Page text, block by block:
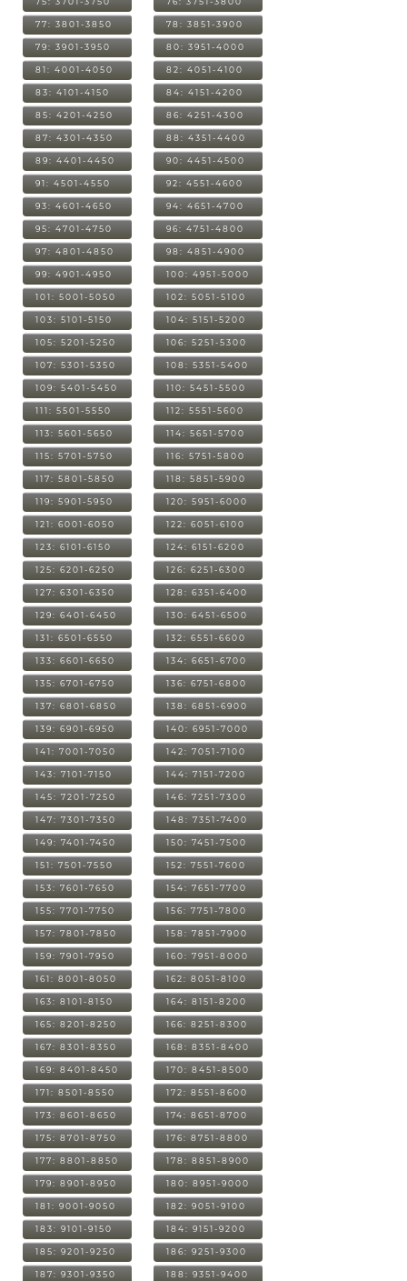
77: 3801-3850 78: 3851-3900
79: 3901-3950 80: 3951-4000
81: 4001-4050 82: 4051-4100
83: 4101-4150 84: 4151-4200
85: 4201-4250 86: 4251-4300
87: 4301-4350 88: 4351-4400
89: 4401-4450 90: 4451-4500
91: 4501-4550 92: 4551-4600
93: 4601-4650 94: 4651-4700
95: 4701-4750 96: 4751-4800
97: 4801-4850 98: 4851-4900
99: 4901-4950 100: 4951-5000
101: 5001-5050 102: 5051-5100
103: 5101-5150 104: 5151-5200
105: 5201-5250 106: 5251-5300
107: 5301-5350 108: 5351-5400
109: 5401-5450 110: 5451-5500
111: 5501-5550 112: 5551-5600
113: 5601-5650 114: 5651-5700
115: 5701-5750 116: 5751-5800
117: 5801-5850 118: 5851-5900
119: 5901-5950 120: 5951-6000
121: 6001-6050 122: 6051-6100
123: 6101-6150 124: 6151-6200
125: 6201-6250 126: 6251-6300
127: 6301-6350 128: 6351-6400
129: 6401-6450 130: 6451-6500
131: 6501-6550 132: 6551-6600
133: 6601-6650 134: 6651-6700
135: 6701-6750 136: 6751-6800
137: 6801-6850 138: 6851-6900
139: 6901-6950 140: 6951-7000
141: 7001-7050 142: 7051-7100
143: 7101-7150 144: 7151-7200
145: 7201-7250 146: 7251-7300
147: 7301-7350 148: 7351-7400
149: 7401-7450 150: 7451-7500
151: 7501-7550 152: 7551-7600
153: 7601-7650 154: 7651-7700
155: 7701-7750 156: 7751-7800
157: 7801-7850 158: 7851-7900
159: 7901-7950 160: 7951-8000
161: 8001-8050 162: 8051-8100
163: 8101-8150 164: 8151-8200
165: 8201-8250 166: 8251-8300
167: 8301-8350 168: 8351-8400
169: 8401-8450 170: 8451-8500
171: 8501-8550 172: 8551-8600
173: 8601-8650 174: 8651-8700
175: 8701-8750 176: 8751-8800
177: 8801-8850 178: 8851-8900
179: 8901-8950 180: 8951-9000
181: 9001-9050 182: 9051-9100
183: 9101-9150 184: 9151-9200
185: 9201-9250 186: 9251-9300
187: 9301-9350 188: 9351-9400